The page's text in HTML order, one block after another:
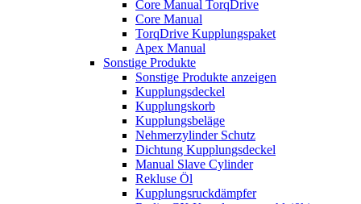
Core Manual TorqDrive
Core Manual
TorqDrive Kupplungspaket
Apex Manual
Sonstige Produkte
Sonstige Produkte anzeigen
Kupplungsdeckel
Kupplungskorb
Kupplungsbeläge
Nehmerzylinder Schutz
Dichtung Kupplungsdeckel
Manual Slave Cylinder
Rekluse Öl
Kupplungsruckdämpfer